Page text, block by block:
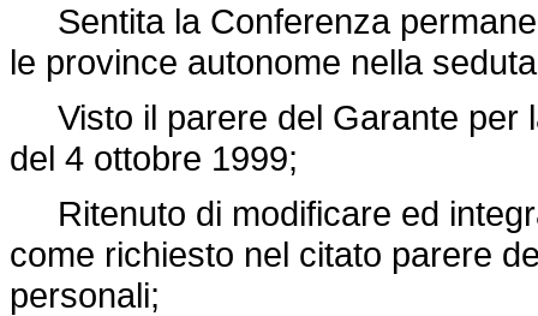
Sentita la Conferenza
le province autonome nella
Visto il parere del Garante per
del 4 ottobre 1999;
Ritenuto di modificare ed
come richiesto nel citato parere
personali;